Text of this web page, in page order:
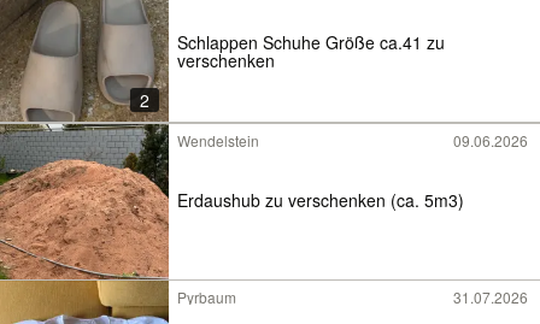
2
Schlappen Schuhe Größe ca.41 zu
verschenken
Wendelstein 09.06.2026
Erdaushub zu verschenken (ca. 5m3)
Pyrbaum 31.07.2026